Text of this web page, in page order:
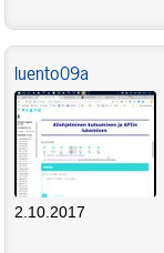
luento09a
2.10.2017